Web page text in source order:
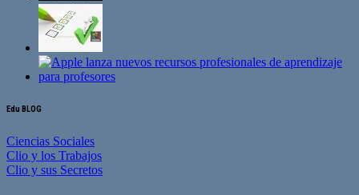
Edu BLOG
Ciencias Sociales
Clio y los Trabajos
Clio y sus Secretos